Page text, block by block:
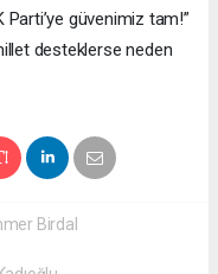
Parti’ye güvenimiz tam!”
desteklerse neden
Birdal